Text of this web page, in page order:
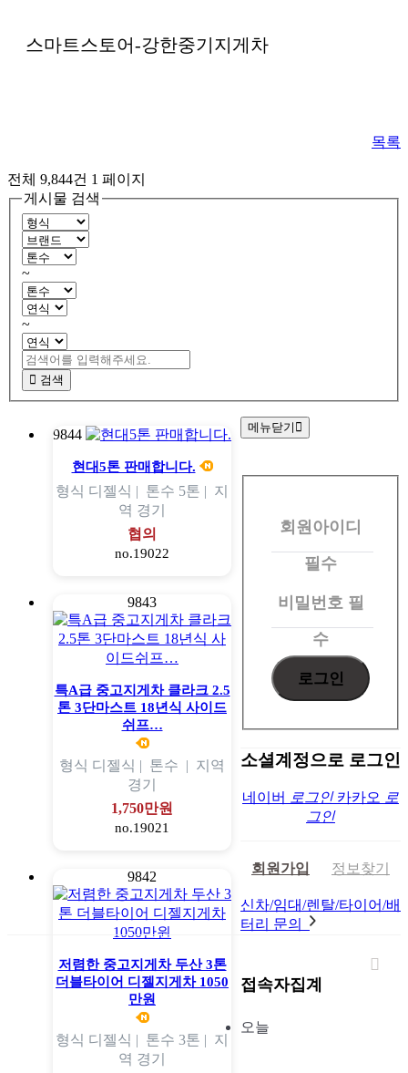
스마트스토어-강한중기지게차
목록
전체 9,844건 1 페이지
게시물 검색
~
~
검색
9844
현대5톤 판매합니다.
형식 디젤식 | 톤수 5톤 | 지
역 경기
협의
no.19022
9843
특A급 중고지게차 클라크 2.5
톤 3단마스트 18년식 사이드
쉬프…
형식 디젤식 | 톤수 | 지역
경기
1,750만원
no.19021
9842
저렴한 중고지게차 두산 3톤
더블타이어 디젤지게차 1050
만원
형식 디젤식 | 톤수 3톤 | 지
역 경기
메뉴닫기
회
회원아이디
필수
비밀번호 필
수
소셜계정으로 로그인
네이버 로그인 카카오 로
그인
회원가입 정보찾기
신차/임대/렌탈/타이어/배
터리 문의
접속자집계
오늘